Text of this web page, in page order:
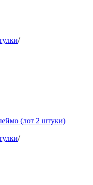
/
(лот 2 штуки)
/